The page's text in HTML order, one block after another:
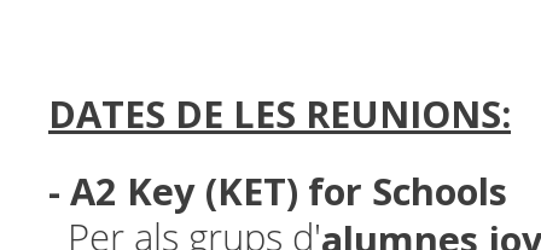
DATES DE LES REUNIONS:
- A2 Key (KET) for Schools
Per als grups d'alumnes